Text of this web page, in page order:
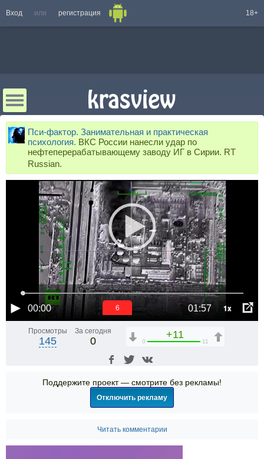
Вход или регистрация 18+
Пси-фактор. Занимательная и практическая
психология. ВКС России нанесли удар по
нефтеперерабатывающему заводу ИГ в Сирии. RT
Russian.
00:00 01:57 1x
6
Просмотры
145
За сегодня
0
+11
0 11
Поддержите проект — смотрите без рекламы!
Отключить рекламу
Читать комментарии